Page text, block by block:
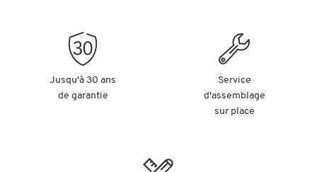
Alles über unsere MODENA FLEX Konferenztischsysteme >
Jusqu'à 30 ans
de garantie
Service
d'assemblage
sur place